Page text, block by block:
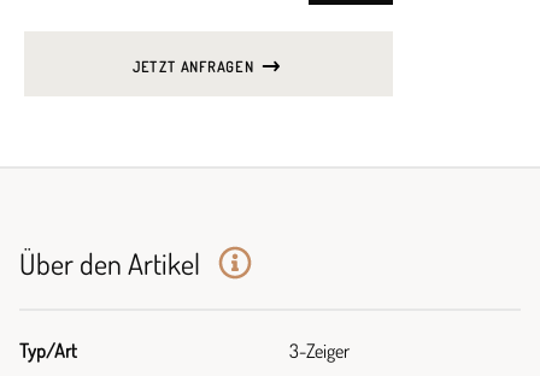
JETZT ANFRAGEN
Über den Artikel
Typ/Art 3-Zeiger